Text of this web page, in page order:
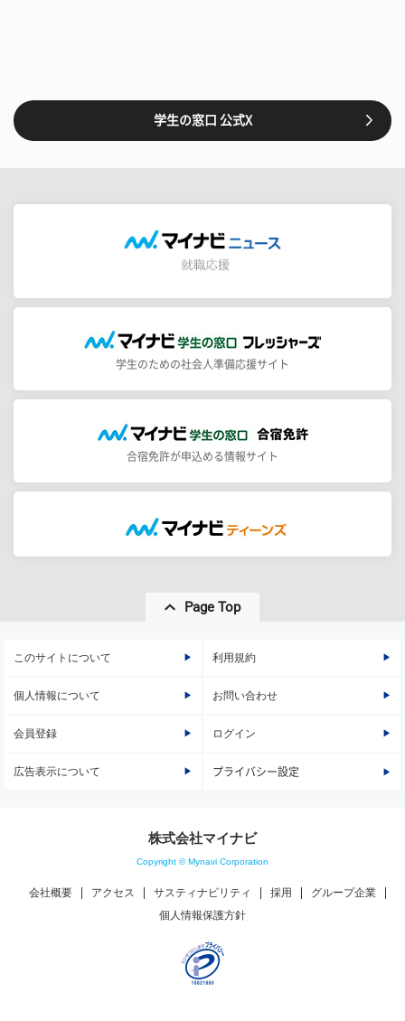
学生の窓口 公式X
学生のための社会人準備応援サイト
合宿免許が申込める情報サイト
Page Top
このサイトについて 利用規約
個人情報について お問い合わせ
会員登録 ログイン
広告表示について プライバシー設定
株式会社マイナビ
Copyright © Mynavi Corporation
会社概要 アクセス サスティナビリティ 採用
グループ企業
個人情報保護方針